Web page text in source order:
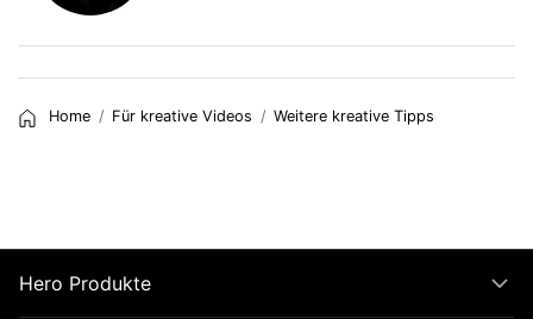
Home Für kreative Videos Weitere kreative Tipps
Hero Produkte